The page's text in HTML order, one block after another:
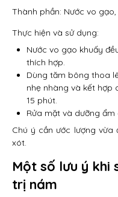
Thành phần: Nước vo
Thực hiện và sử dụng:
Nước vo gạo khuấy
thích hợp.
Dùng tăm bông thoa
nhẹ nhàng và kết hợp
15 phút.
Rửa mặt và dưỡng ẩm
Chú ý cần ước lượng
xót.
Một số lưu ý khi
trị nám